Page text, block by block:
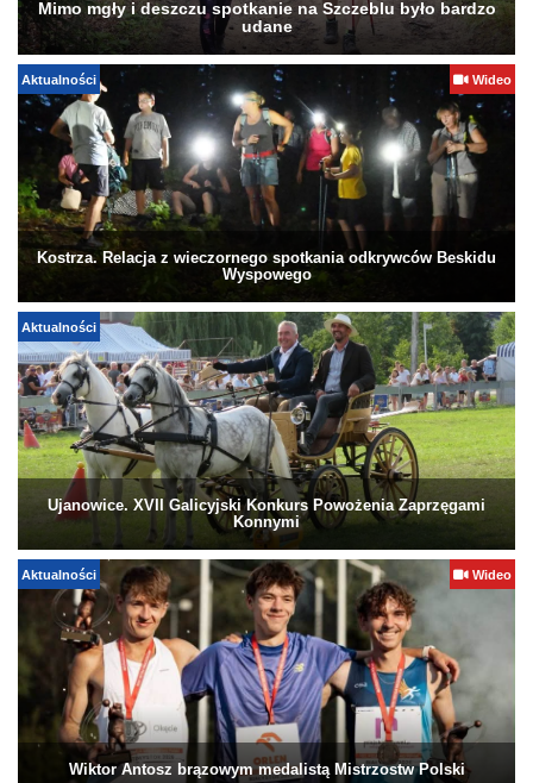
Mimo mgły i deszczu spotkanie na Szczeblu było bardzo
udane
Aktualności Wideo
Kostrza. Relacja z wieczornego spotkania odkrywców Beskidu
Wyspowego
Aktualności
Ujanowice. XVII Galicyjski Konkurs Powożenia Zaprzęgami
Konnymi
Aktualności Wideo
Wiktor Antosz brązowym medalistą Mistrzostw Polski